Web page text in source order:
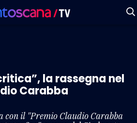
la rassegna nel
Carabba
con il "Premio Claudio Carabba